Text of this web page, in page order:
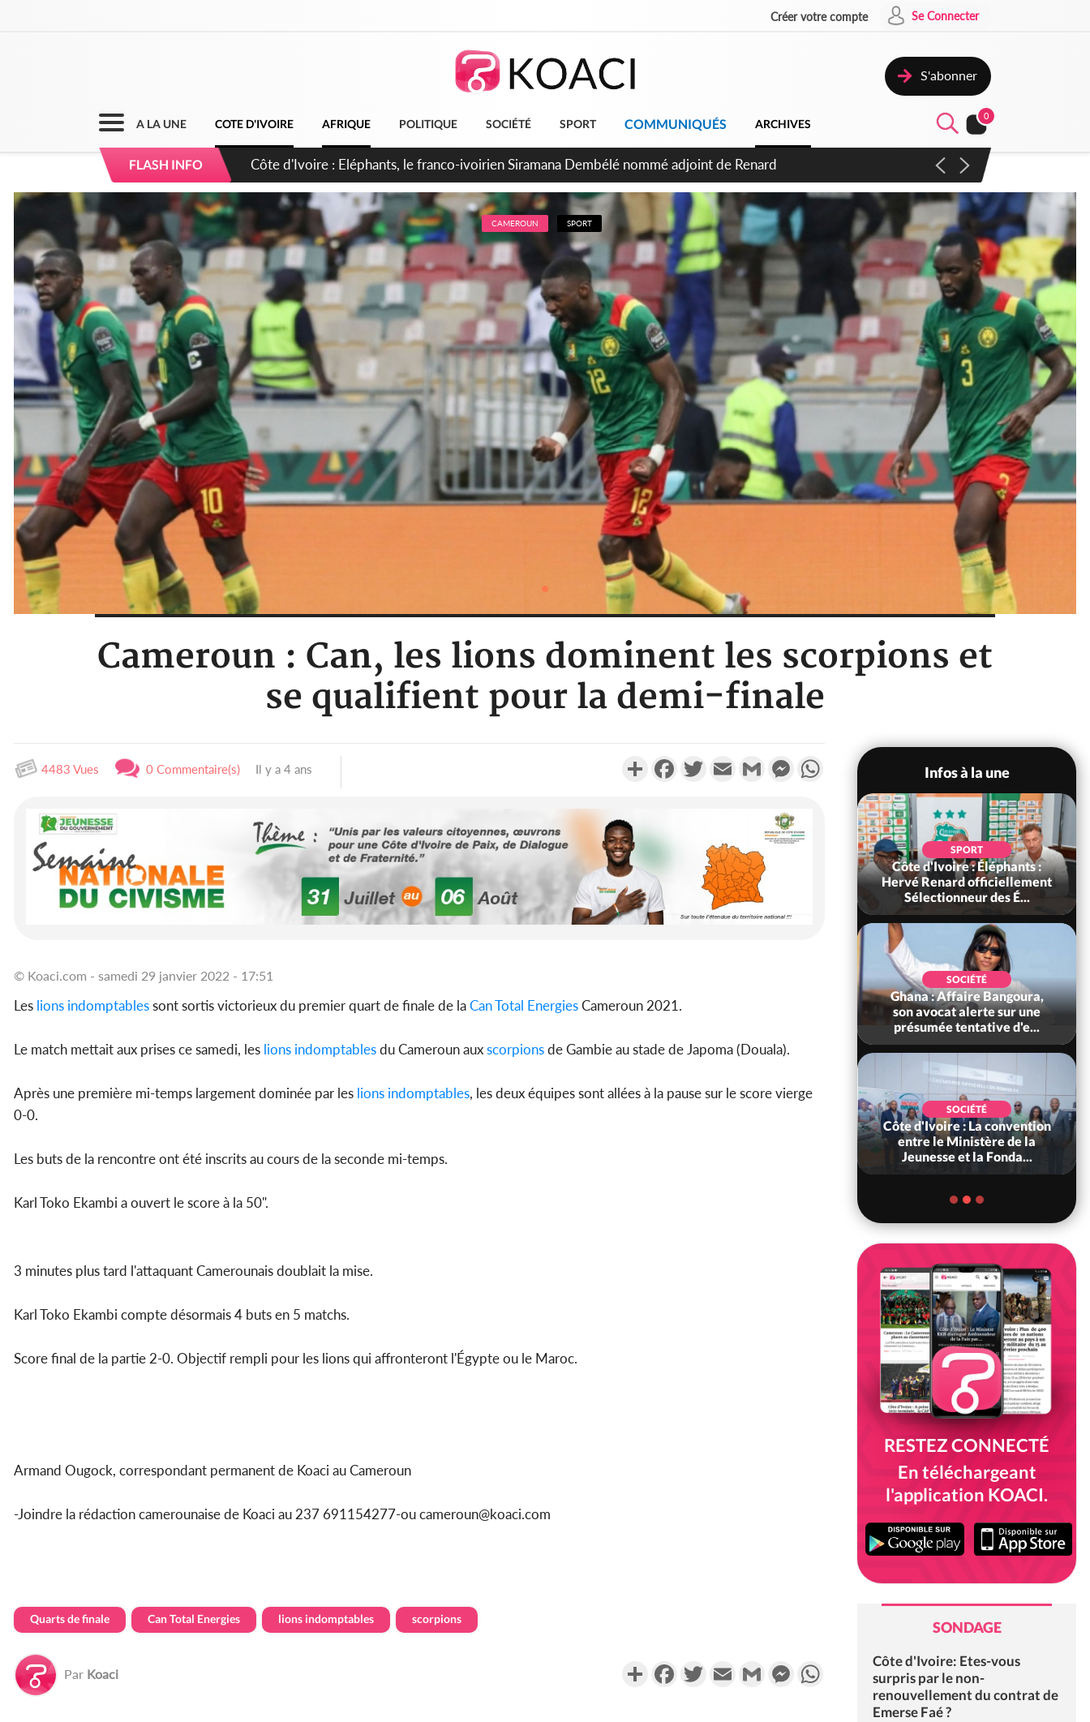
Créer votre compte Se Connecter
S'abonner
A LA UNE COTE D'IVOIRE AFRIQUE POLITIQUE SOCIÉTÉ SPORT COMMUNIQUÉS ARCHIVES
0
FLASH INFO Cameroun : 5 combattants séparatistes neutralisés, le Mindef dément les rumeurs d'exactions des civils
CAMEROUN SPORT
Cameroun : Can, les lions dominent les scorpions et
se qualifient pour la demi-finale
4483 Vues 0 Commentaire(s) Il y a 4 ans PartagerFacebookTwitterEmail Gmail MessengerWhatsApp
© Koaci.com - samedi 29 janvier 2022 - 17:51
Les lions indomptablessont sortis victorieux du premier quart de finale de laCan Total EnergiesCameroun 2021.
Le match mettait aux prises ce samedi, les lions indomptablesdu Cameroun auxscorpionsde Gambie au stade de Japoma (Douala).
Après une première mi-temps largement dominée par les lions indomptables, les deux équipes sont allées à la pause sur le score vierge
0-0.
Les buts de la rencontre ont été inscrits au cours de la seconde mi-temps.
Karl Toko Ekambi a ouvert le score à la 50".
3 minutes plus tard l'attaquant Camerounais doublait la mise.
Karl Toko Ekambi compte désormais 4 buts en 5 matchs.
Score final de la partie 2-0. Objectif rempli pour les lions qui affronteront l'Égypte ou le Maroc.
Armand Ougock, correspondant permanent de Koaci au Cameroun
-Joindre la rédaction camerounaise de Koaci au 237 691154277-ou cameroun@koaci.com
Quarts de finale Can Total Energies lions indomptables scorpions
Par Koaci PartagerFacebookTwitterEmail Gmail MessengerWhatsApp
Infos à la une
POLITIQUE
Côte d'Ivoire : Violences
tragiques à Kossandji (Mé)
ayant fait 03 morts, A...
séparatistes neutralisés, le
SPORT
Côte d'Ivoire : Éléphants :
Hervé Renard officiellement
Sélectionneur des É...
SOCIÉTÉ
Ghana : Affaire Bangoura,
son avocat alerte sur une
présumée tentative d'e...
SOCIÉTÉ
Côte d'Ivoire : La convention
entre le Ministère de la
Jeunesse et la Fonda...
RESTEZ CONNECTÉ
En téléchargeant
l'application KOACI.
SONDAGE
Côte d'Ivoire: Etes-vous
surpris par le non-
renouvellement du contrat de
Emerse Faé ?